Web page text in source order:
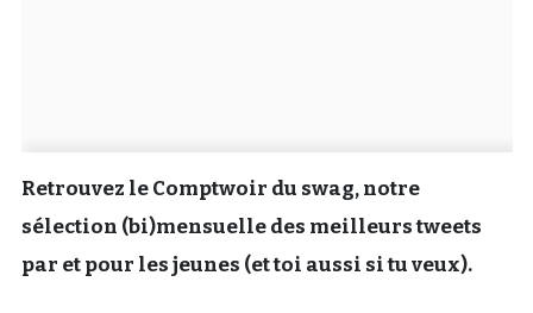
Retrouvez le Comptwoir du swag, notre
sélection (bi)mensuelle des meilleurs tweets
par et pour les jeunes (et toi aussi si tu veux).